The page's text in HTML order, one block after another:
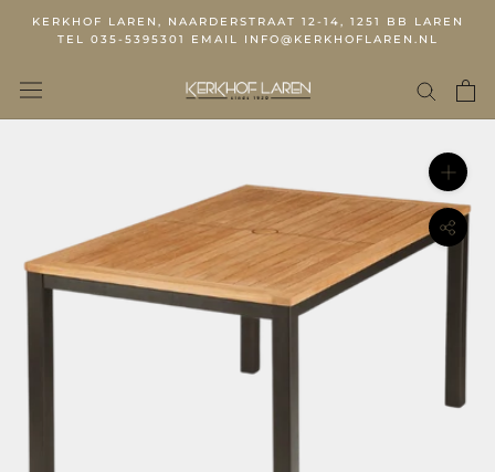
KERKHOF LAREN, NAARDERSTRAAT 12-14, 1251 BB LAREN
TEL 035-5395301 EMAIL INFO@KERKHOFLAREN.NL